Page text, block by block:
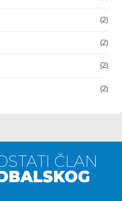
(2)
(2)
(2)
(2)
ČLAN